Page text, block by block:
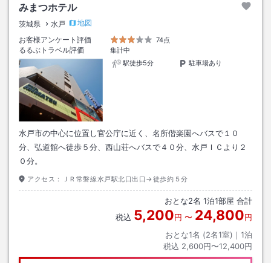
みまつホテル
茨城県 水戸
地図
お客様アンケート評価
74点
るるぶトラベル評価
集計中
駅徒歩5分
駐車場あり
水戸市の中心に位置し官公庁に近く、名所偕楽園へバスで１０
分、弘道館へ徒歩５分、西山荘へバスで４０分、水戸ＩＣより２
０分。
アクセス： ＪＲ常磐線水戸駅北口出口→徒歩約５分
おとな2名 1泊1部屋 合計
税込 5,200円 〜 24,800円
おとな1名 (2名1室)｜ 1泊
税込 2,600円〜12,400円